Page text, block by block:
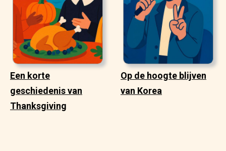
Een korte
geschiedenis van
Thanksgiving
Op de hoogte blijven
van Korea